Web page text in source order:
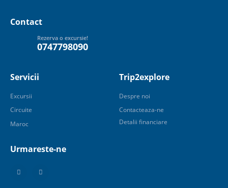
Contact
Rezerva o excursie!
0747798090
Servicii
Excursii
Circuite
Maroc
Trip2explore
Despre noi
Contacteaza-ne
Detalii financiare
Urmareste-ne